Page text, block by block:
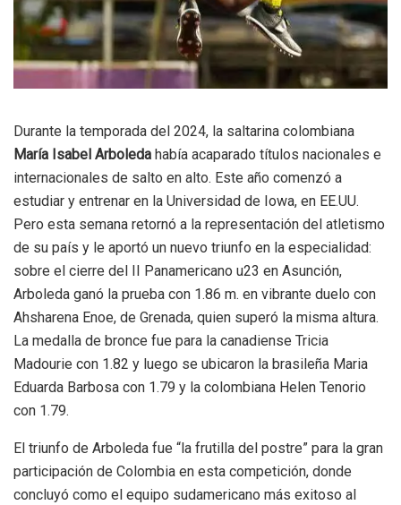
Durante la temporada del 2024, la saltarina colombiana
María Isabel Arboleda había acaparado títulos nacionales e
internacionales de salto en alto. Este año comenzó a
estudiar y entrenar en la Universidad de Iowa, en EE.UU.
Pero esta semana retornó a la representación del atletismo
de su país y le aportó un nuevo triunfo en la especialidad:
sobre el cierre del II Panamericano u23 en Asunción,
Arboleda ganó la prueba con 1.86 m. en vibrante duelo con
Ahsharena Enoe, de Grenada, quien superó la misma altura.
La medalla de bronce fue para la canadiense Tricia
Madourie con 1.82 y luego se ubicaron la brasileña Maria
Eduarda Barbosa con 1.79 y la colombiana Helen Tenorio
con 1.79.
El triunfo de Arboleda fue “la frutilla del postre” para la gran
participación de Colombia en esta competición, donde
concluyó como el equipo sudamericano más exitoso al